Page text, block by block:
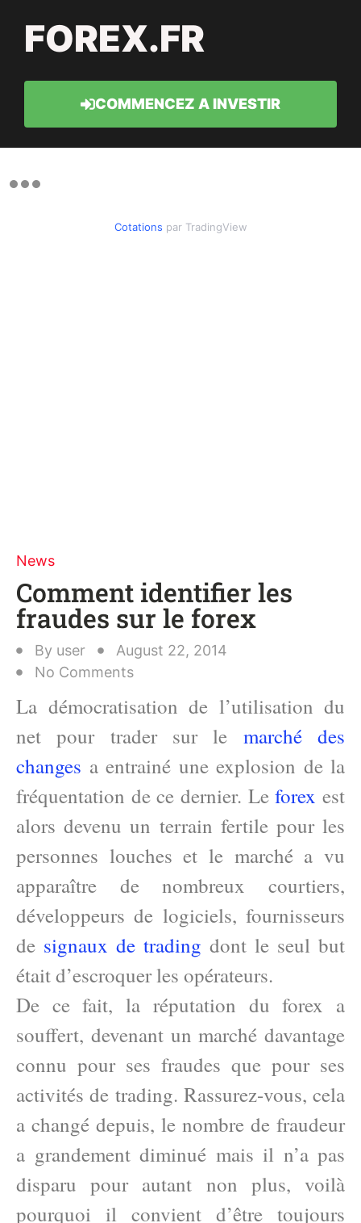
FOREX.FR
COMMENCEZ A INVESTIR
Cotations par TradingView
News
Comment identifier les
fraudes sur le forex
By user
August 22, 2014
No Comments
La démocratisation de l’utilisation du
net pour trader sur le marché des
changes a entrainé une explosion de la
fréquentation de ce dernier. Leforex est
alors devenu un terrain fertile pour les
personnes louches et le marché a vu
apparaître de nombreux courtiers,
développeurs de logiciels, fournisseurs
de signaux de trading dont le seul but
était d’escroquer les opérateurs.
De ce fait, la réputation du forex a
souffert, devenant un marché davantage
connu pour ses fraudes que pour ses
activités de trading. Rassurez-vous, cela
a changé depuis, le nombre de fraudeur
a grandement diminué mais il n’a pas
disparu pour autant non plus, voilà
pourquoi il convient d’être toujours